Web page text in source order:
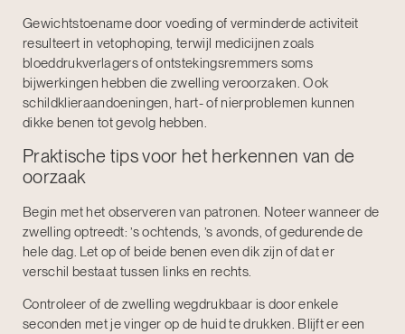
Gewichtstoename door voeding of verminderde activiteit
resulteert in vetophoping, terwijl medicijnen zoals
bloeddrukverlagers of ontstekingsremmers soms
bijwerkingen hebben die zwelling veroorzaken. Ook
schildklieraandoeningen, hart- of nierproblemen kunnen
dikke benen tot gevolg hebben.
Praktische tips voor het herkennen van de
oorzaak
Begin met het observeren van patronen. Noteer wanneer de
zwelling optreedt: ’s ochtends, ’s avonds, of gedurende de
hele dag. Let op of beide benen even dik zijn of dat er
verschil bestaat tussen links en rechts.
Controleer of de zwelling wegdrukbaar is door enkele
seconden met je vinger op de huid te drukken. Blijft er een